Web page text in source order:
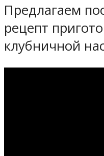
Предлагаем
рецепт
клубничной